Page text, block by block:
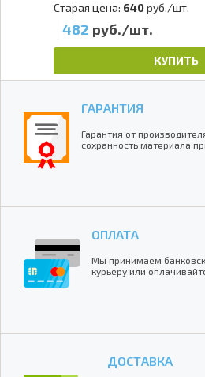
Старая цена: 640руб./шт.
482 руб./шт.
КУПИТЬ
ГАРАНТИЯ
Гарантия от
сохранность материала
ОПЛАТА
Мы принимаем
курьеру или
ДОСТАВКА